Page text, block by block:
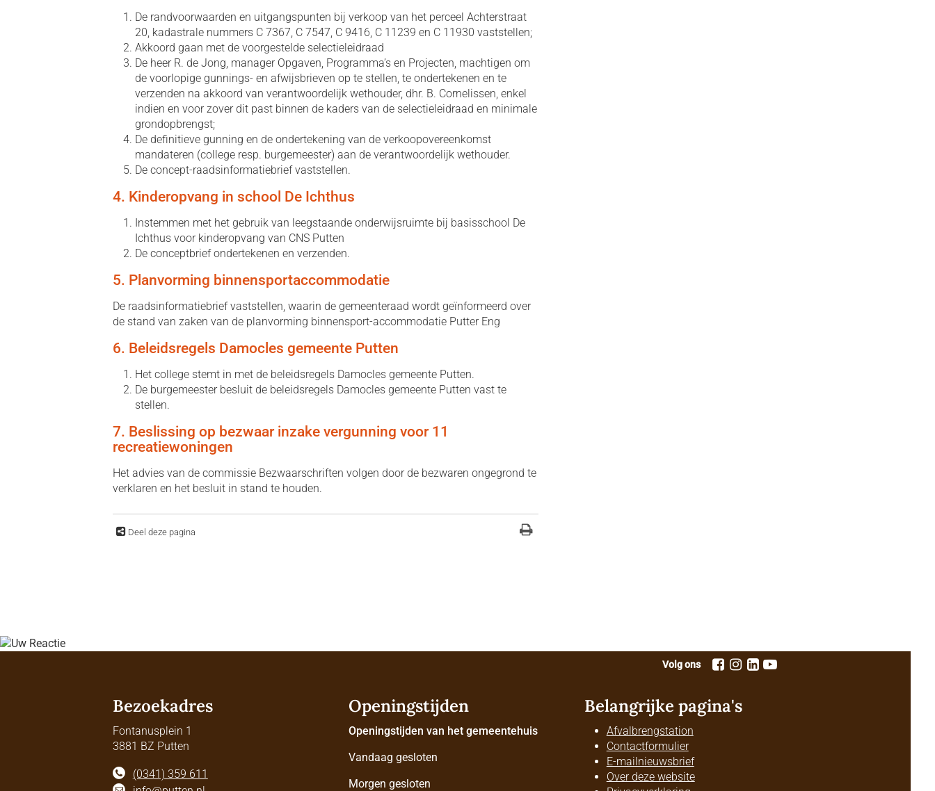
De randvoorwaarden en uitgangspunten bij verkoop van het perceel Achterstraat
20, kadastrale nummers C 7367, C 7547, C 9416, C 11239 en C 11930 vaststellen;
Akkoord gaan met de voorgestelde selectieleidraad
De heer R. de Jong, manager Opgaven, Programma’s en Projecten, machtigen om
de voorlopige gunnings- en afwijsbrieven op te stellen, te ondertekenen en te
verzenden na akkoord van verantwoordelijk wethouder, dhr. B. Cornelissen, enkel
indien en voor zover dit past binnen de kaders van de selectieleidraad en minimale
grondopbrengst;
De definitieve gunning en de ondertekening van de verkoopovereenkomst
mandateren (college resp. burgemeester) aan de verantwoordelijk wethouder.
De concept-raadsinformatiebrief vaststellen.
4. Kinderopvang in school De Ichthus
Instemmen met het gebruik van leegstaande onderwijsruimte bij basisschool De
Ichthus voor kinderopvang van CNS Putten
De conceptbrief ondertekenen en verzenden.
5. Planvorming binnensportaccommodatie
De raadsinformatiebrief vaststellen, waarin de gemeenteraad wordt geïnformeerd over
de stand van zaken van de planvorming binnensport-accommodatie Putter Eng
6. Beleidsregels Damocles gemeente Putten
Het college stemt in met de beleidsregels Damocles gemeente Putten.
De burgemeester besluit de beleidsregels Damocles gemeente Putten vast te
stellen.
7. Beslissing op bezwaar inzake vergunning voor 11
recreatiewoningen
Het advies van de commissie Bezwaarschriften volgen door de bezwaren ongegrond te
verklaren en het besluit in stand te houden.
Deel deze pagina
Volg ons
Bezoekadres
Fontanusplein 1
3881 BZ Putten
(0341) 359 611
Openingstijden
Openingstijden van het gemeentehuis
Vandaag gesloten
Morgen gesloten
Belangrijke pagina's
Afvalbrengstation
Contactformulier
E-mailnieuwsbrief
Over deze website